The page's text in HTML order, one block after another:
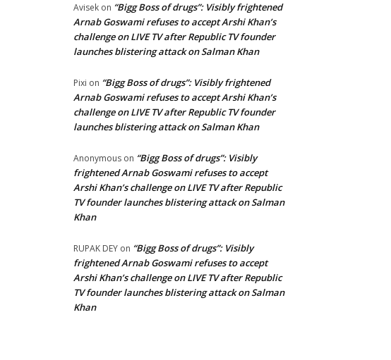
Avisek on “Bigg Boss of drugs”: Visibly frightened
Arnab Goswami refuses to accept Arshi Khan’s
challenge on LIVE TV after Republic TV founder
launches blistering attack on Salman Khan
Pixi on “Bigg Boss of drugs”: Visibly frightened
Arnab Goswami refuses to accept Arshi Khan’s
challenge on LIVE TV after Republic TV founder
launches blistering attack on Salman Khan
Anonymous on “Bigg Boss of drugs”: Visibly
frightened Arnab Goswami refuses to accept
Arshi Khan’s challenge on LIVE TV after Republic
TV founder launches blistering attack on Salman
Khan
RUPAK DEY on “Bigg Boss of drugs”: Visibly
frightened Arnab Goswami refuses to accept
Arshi Khan’s challenge on LIVE TV after Republic
TV founder launches blistering attack on Salman
Khan